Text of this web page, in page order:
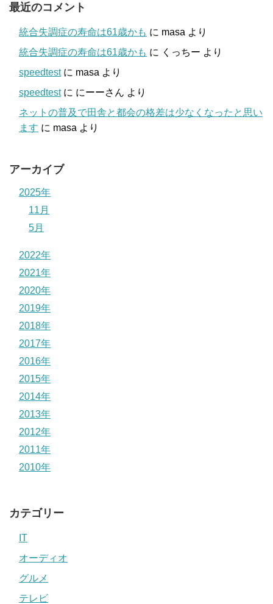
最近のコメント
統合失調症の寿命は61歳かも に masa より
統合失調症の寿命は61歳かも に くっちー より
speedtestに masa より
speedtestに にーーさん より
ネットの普及で田舎と都会の格差は少なくなったと思い
ます に masa より
アーカイブ
2025年
11月
5月
2022年
2021年
2020年
2019年
2018年
2017年
2016年
2015年
2014年
2013年
2012年
2011年
2010年
カテゴリー
IT
オーディオ
グルメ
テレビ